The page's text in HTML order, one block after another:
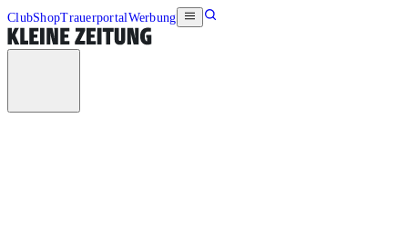
ClubShopTrauerportalWerbung